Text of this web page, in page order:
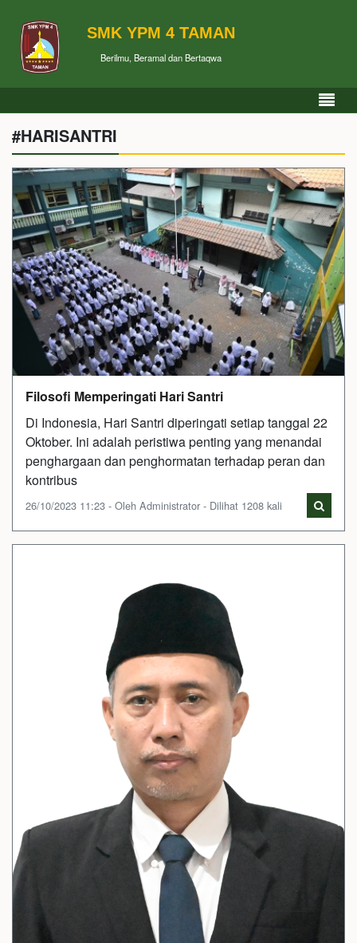
SMK YPM 4 TAMAN
Berilmu, Beramal dan Bertaqwa
#HARISANTRI
Filosofi Memperingati Hari Santri
Di Indonesia, Hari Santri diperingati setiap tanggal 22
Oktober. Ini adalah peristiwa penting yang menandai
penghargaan dan penghormatan terhadap peran dan
kontribus
26/10/2023 11:23 - Oleh Administrator - Dilihat 1208 kali